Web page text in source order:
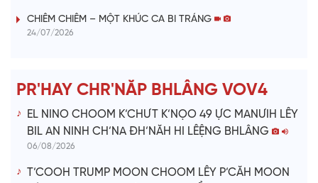
i
e
o
CHIÊM CHIÊM – MỘT KHÚC CA BI TRÁNG
24/07/2026
PR'HAY CHR'NĂP BHLÂNG VOV4
EL NINO CHOOM K’CHƯT K’NỌO 49 ỰC MANƯIH LÊY
BIL AN NINH CH’NA ĐH’NĂH HI LÊỆNG BHLÂNG
06/08/2026
T’COOH TRUMP MOON CHOOM LÊY P’CĂH MOON